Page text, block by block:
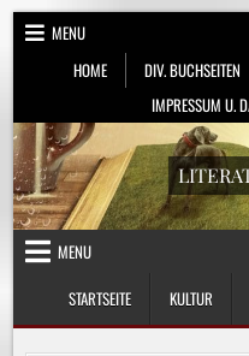
Skip
MENU
HOME
DIV. BUCHSEITEN
IMPRESSUM U.
MENU
STARTSEITE
KULTUR